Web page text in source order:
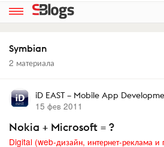
Symbian
2 материала
iD EAST – Mobile App
15 фев 2011
Nokia + Microsoft = ?